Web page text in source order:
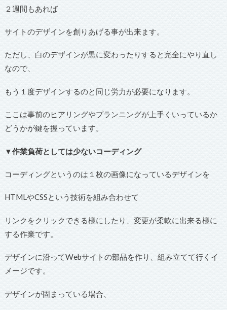
２週間もあれば
サイトのデザインを創りあげる事が出来ます。
ただし、白のデザインが黒に変わったりすると完全にやり直し
なので、
もう１度デザインするのと同じ労力が必要になります。
ここは事前のヒアリングやプランニングが上手くいっているか
どうかが鍵を握っています。
▼作業負荷としては少ないコーディング
コーディングというのは１枚の画像になっているデザインを
HTMLやCSSという技術を組み合わせて
リンクをクリックできる様にしたり、変更が柔軟に出来る様に
する作業です。
デザインに沿ってWebサイトの部品を作り、組み立てて行くイ
メージです。
デザインが固まっている場合、